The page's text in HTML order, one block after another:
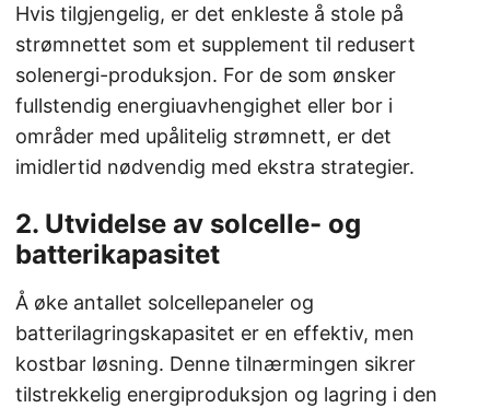
Hvis tilgjengelig, er det enkleste å stole på
strømnettet som et supplement til redusert
solenergi-produksjon. For de som ønsker
fullstendig energiuavhengighet eller bor i
områder med upålitelig strømnett, er det
imidlertid nødvendig med ekstra strategier.
2. Utvidelse av solcelle- og
batterikapasitet
Å øke antallet solcellepaneler og
batterilagringskapasitet er en effektiv, men
kostbar løsning. Denne tilnærmingen sikrer
tilstrekkelig energiproduksjon og lagring i den